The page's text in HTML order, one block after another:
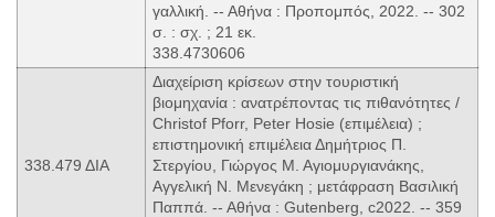
γαλλική. -- Αθήνα : Προπομπός, 2022. -- 302
σ. : σχ. ; 21 εκ.
338.4730606
338.479 ΔΙΑ
Διαχείριση κρίσεων στην τουριστική
βιομηχανία : ανατρέποντας τις πιθανότητες /
Christof Pforr, Peter Hosie (επιμέλεια) ;
επιστημονική επιμέλεια Δημήτριος Π.
Στεργίου, Γιώργος Μ. Αγιομυργιανάκης,
Αγγελική Ν. Μενεγάκη ; μετάφραση Βασιλική
Παππά. -- Αθήνα : Gutenberg, c2022. -- 359